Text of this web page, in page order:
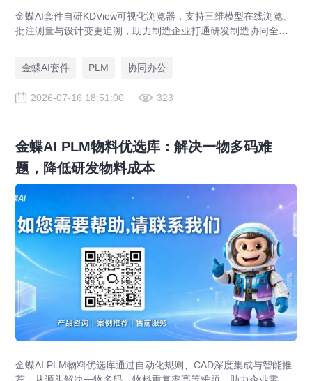
金蝶AI套件自研KDView可视化浏览器，支持三维模型在线浏览、
批注测量与设计变更追溯，助力制造企业打通研发制造协同全链
金蝶AI套件
PLM 协同办公
2026-07-16 18:51:00 323
金蝶AI PLM物料优选库：解决一物多码难
题，降低研发物料成本
金蝶AI PLM物料优选库通过自动化规则、CAD深度集成与智能推